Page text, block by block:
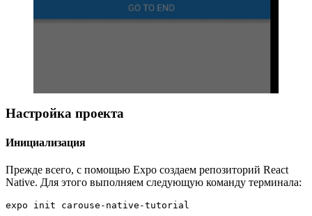
Настройка проекта
Инициализация
Прежде всего, с помощью Expo создаем репозиторий React
Native. Для этого выполняем следующую команду терминала:
expo init carouse-native-tutorial